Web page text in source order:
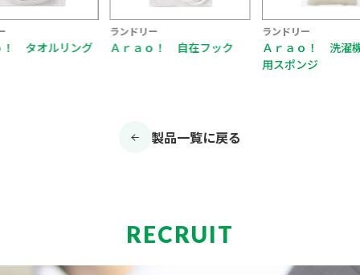
！ 自在フック
ランドリー
Ａｒａｏ！ 洗濯機まわり
ランドリー
Ａｒａｏ！ ベラ
ッパ
製品一覧に戻る
RECRUIT